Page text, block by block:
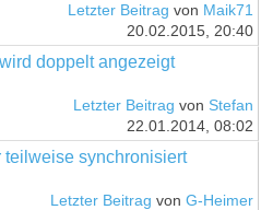
Letzter Beitrag von Maik71
20.02.2015, 20:40
doppelt angezeigt
Letzter Beitrag von Stefan
22.01.2014, 08:02
synchronisiert
Letzter Beitrag von G-Heimer